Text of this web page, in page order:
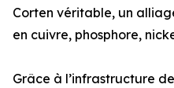
Corten véritable, un
en cuivre, phosphore,
Grâce à l’infrastructure